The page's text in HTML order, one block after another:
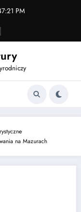
PM
na Mazurach